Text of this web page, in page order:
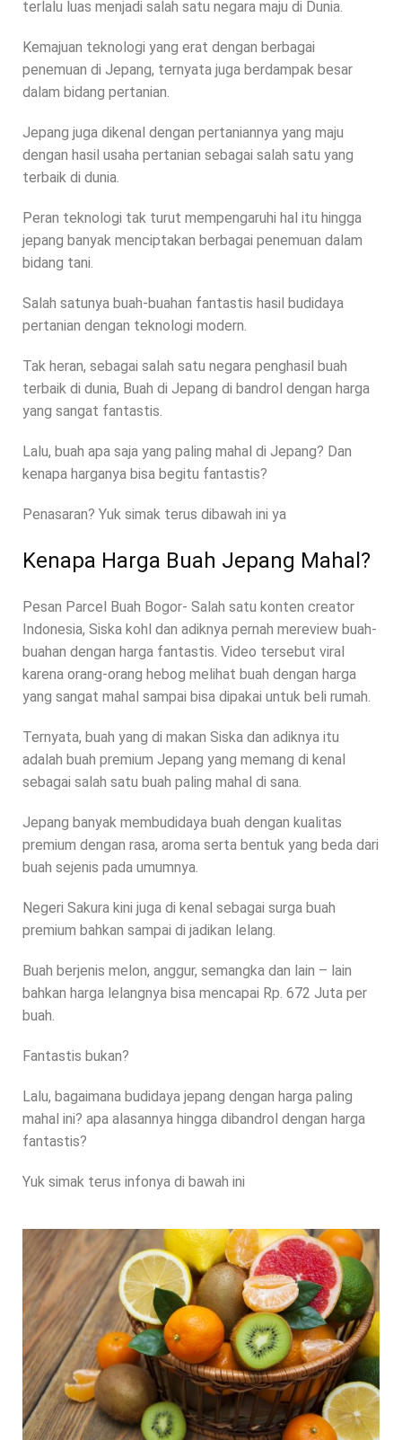
terlalu luas menjadi salah satu negara maju di Dunia.
Kemajuan teknologi yang erat dengan berbagai
penemuan di Jepang, ternyata juga berdampak besar
dalam bidang pertanian.
Jepang juga dikenal dengan pertaniannya yang maju
dengan hasil usaha pertanian sebagai salah satu yang
terbaik di dunia.
Peran teknologi tak turut mempengaruhi hal itu hingga
jepang banyak menciptakan berbagai penemuan dalam
bidang tani.
Salah satunya buah-buahan fantastis hasil budidaya
pertanian dengan teknologi modern.
Tak heran, sebagai salah satu negara penghasil buah
terbaik di dunia, Buah di Jepang di bandrol dengan harga
yang sangat fantastis.
Lalu, buah apa saja yang paling mahal di Jepang? Dan
kenapa harganya bisa begitu fantastis?
Penasaran? Yuk simak terus dibawah ini ya
Kenapa Harga Buah Jepang Mahal?
Pesan Parcel Buah Bogor- Salah satu konten creator
Indonesia, Siska kohl dan adiknya pernah mereview buah-
buahan dengan harga fantastis. Video tersebut viral
karena orang-orang hebog melihat buah dengan harga
yang sangat mahal sampai bisa dipakai untuk beli rumah.
Ternyata, buah yang di makan Siska dan adiknya itu
adalah buah premium Jepang yang memang di kenal
sebagai salah satu buah paling mahal di sana.
Jepang banyak membudidaya buah dengan kualitas
premium dengan rasa, aroma serta bentuk yang beda dari
buah sejenis pada umumnya.
Negeri Sakura kini juga di kenal sebagai surga buah
premium bahkan sampai di jadikan lelang.
Buah berjenis melon, anggur, semangka dan lain – lain
bahkan harga lelangnya bisa mencapai Rp. 672 Juta per
buah.
Fantastis bukan?
Lalu, bagaimana budidaya jepang dengan harga paling
mahal ini? apa alasannya hingga dibandrol dengan harga
fantastis?
Yuk simak terus infonya di bawah ini